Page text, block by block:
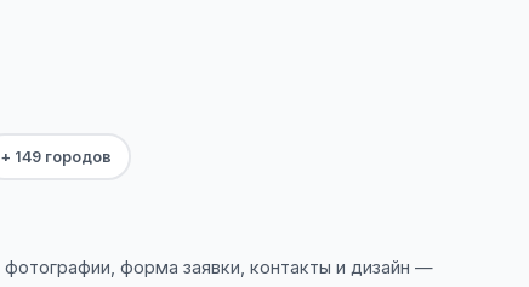
+ 149 городов
форма заявки, контакты и дизайн —